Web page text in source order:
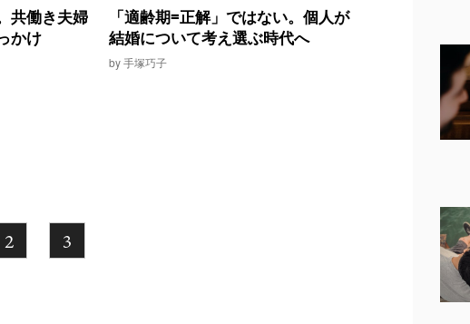
共働き夫婦
かけ
「適齢期=正解」ではない。個人が
結婚について考え選ぶ時代へ
by 手塚巧子
2 3